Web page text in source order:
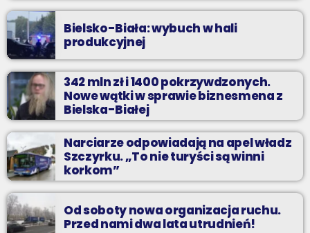
Bielsko-Biała: wybuch w hali
produkcyjnej
342 mln zł i 1400 pokrzywdzonych.
Nowe wątki w sprawie biznesmena z
Bielska-Białej
Narciarze odpowiadają na apel władz
Szczyrku. „To nie turyści są winni
korkom”
Od soboty nowa organizacja ruchu.
Przed nami dwa lata utrudnień!